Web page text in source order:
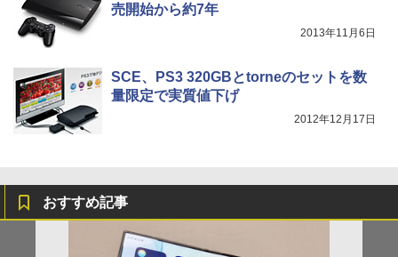
売開始から約7年
2013年11月6日
SCE、PS3 320GBとtorneのセットを数
量限定で実質値下げ
2012年12月17日
おすすめ記事